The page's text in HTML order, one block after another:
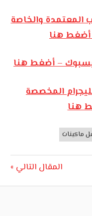
المعتمدة والخاصة
أضغط هنا
– أضغط هنا
المخصصة
هنا
ماكينات
Next
المقال التالي